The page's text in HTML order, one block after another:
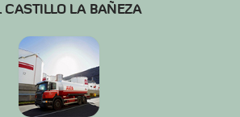
CASTILLO LA BAÑEZA